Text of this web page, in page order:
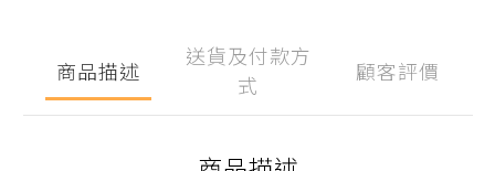
商品描述
送貨及付款方
式
顧客評價